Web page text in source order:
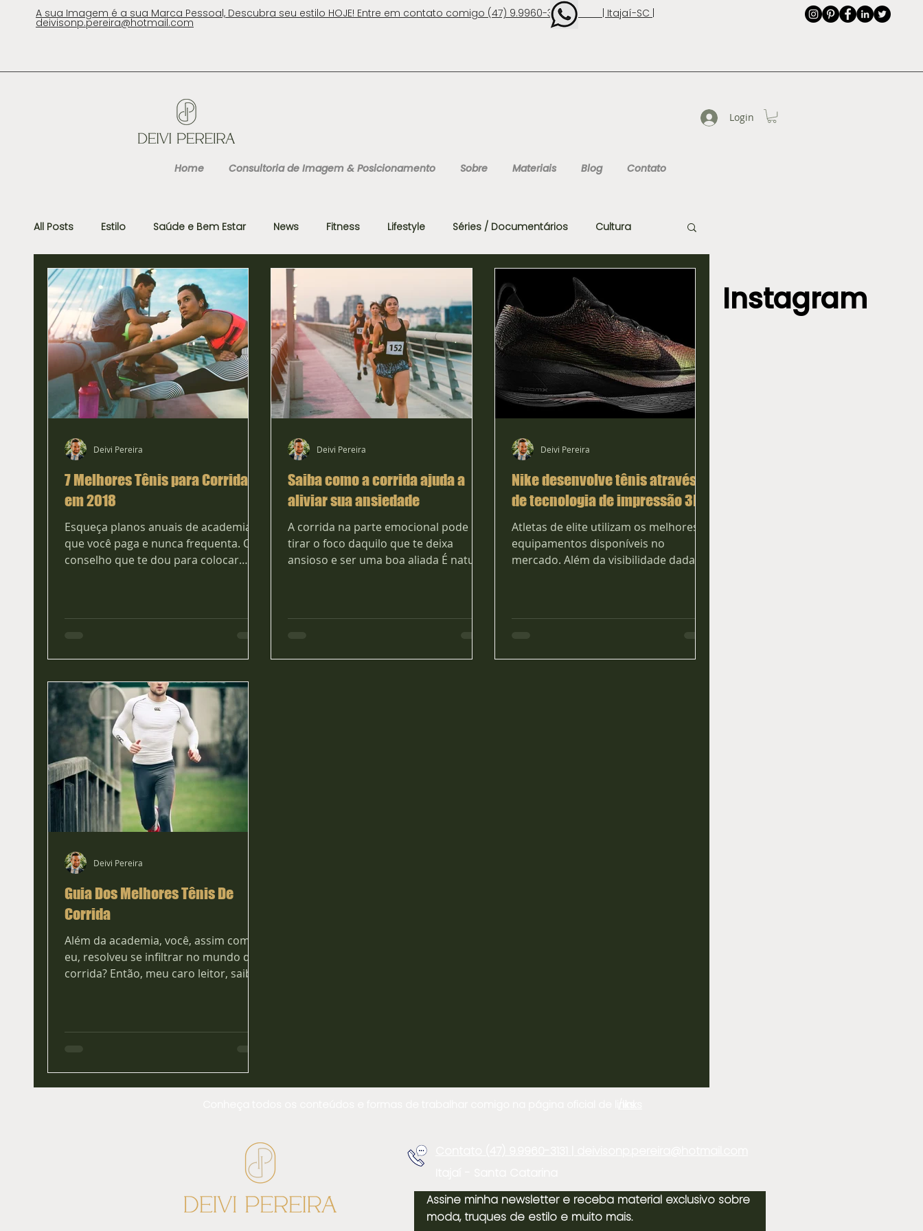
A sua Imagem é a sua Marca Pessoal, Descubra seu estilo HOJE! Entre em contato comigo (47) 9.9960-3131 | Itajaí-SC |
deivisonp.pereira@hotmail.com
Login
Home Consultoria de Imagem & Posicionamento Sobre Materiais Blog Contato
All Posts Estilo Saúde e Bem Estar News Fitness Lifestyle Séries / Documentários Cultura
Gastronomia e Viagens Organização Consultoria de Imagem Casamentos
7 Melhores Tênis para Corrida
em 2018
Esqueça planos anuais de academia
que você paga e nunca frequenta. O
conselho que te dou para colocar
Deivi Pereira
Saiba como a corrida ajuda a
aliviar sua ansiedade
A corrida na parte emocional pode
tirar o foco daquilo que te deixa
ansioso e ser uma boa aliada É natural
Deivi Pereira
Nike desenvolve tênis através
de tecnologia de impressão 3D
Atletas de elite utilizam os melhores
equipamentos disponíveis no
mercado. Além da visibilidade dada ao
Deivi Pereira
Guia Dos Melhores Tênis De
Corrida
Além da academia, você, assim como
eu, resolveu se infiltrar no mundo da
corrida? Então, meu caro leitor, saiba
Deivi Pereira
Instagram
Assine minha newsletter e receba material exclusivo sobre
moda, truques de estilo e muito mais.